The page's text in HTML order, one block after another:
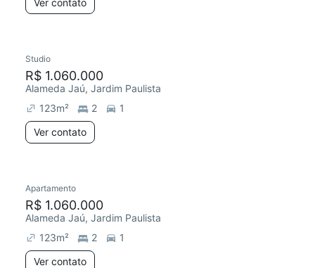
Ver contato
Studio
R$ 1.060.000
Alameda Jaú, Jardim Paulista
123m² 2
1
Ver contato
Apartamento
R$ 1.060.000
Alameda Jaú, Jardim Paulista
123m² 2
1
Ver contato